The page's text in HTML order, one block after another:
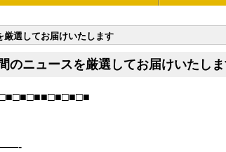
厳選してお届けいたします
のニュースを厳選してお届けいたし